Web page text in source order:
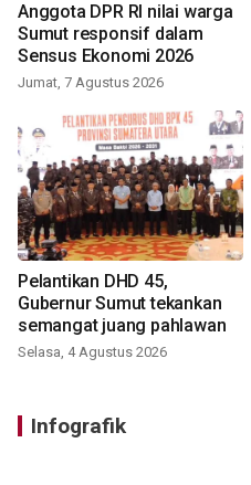
Anggota DPR RI nilai warga
Sumut responsif dalam
Sensus Ekonomi 2026
Jumat, 7 Agustus 2026
Pelantikan DHD 45,
Gubernur Sumut tekankan
semangat juang pahlawan
Selasa, 4 Agustus 2026
Infografik